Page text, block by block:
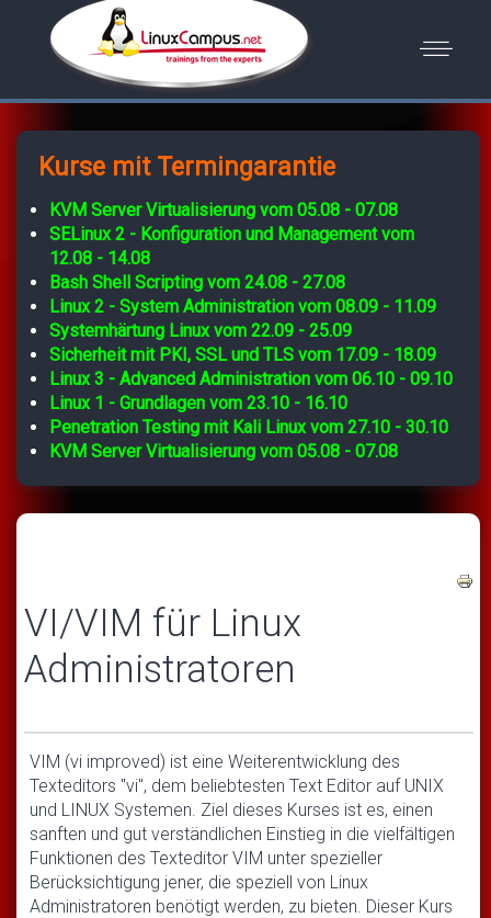
Kurse mit Termingarantie
KVM Server Virtualisierung vom 05.08 - 07.08
SELinux 2 - Konfiguration und Management vom
12.08 - 14.08
Bash Shell Scripting vom 24.08 - 27.08
Linux 2 - System Administration vom 08.09 - 11.09
Systemhärtung Linux vom 22.09 - 25.09
Sicherheit mit PKI, SSL und TLS vom 17.09 - 18.09
Linux 3 - Advanced Administration vom 06.10 - 09.10
Linux 1 - Grundlagen vom 23.10 - 16.10
Penetration Testing mit Kali Linux vom 27.10 - 30.10
KVM Server Virtualisierung vom 05.08 - 07.08
VI/VIM für Linux
Administratoren
VIM (vi improved) ist eine Weiterentwicklung des
Texteditors "vi", dem beliebtesten Text Editor auf UNIX
und LINUX Systemen. Ziel dieses Kurses ist es, einen
sanften und gut verständlichen Einstieg in die vielfältigen
Funktionen des Texteditor VIM unter spezieller
Berücksichtigung jener, die speziell von Linux
Administratoren benötigt werden, zu bieten. Dieser Kurs